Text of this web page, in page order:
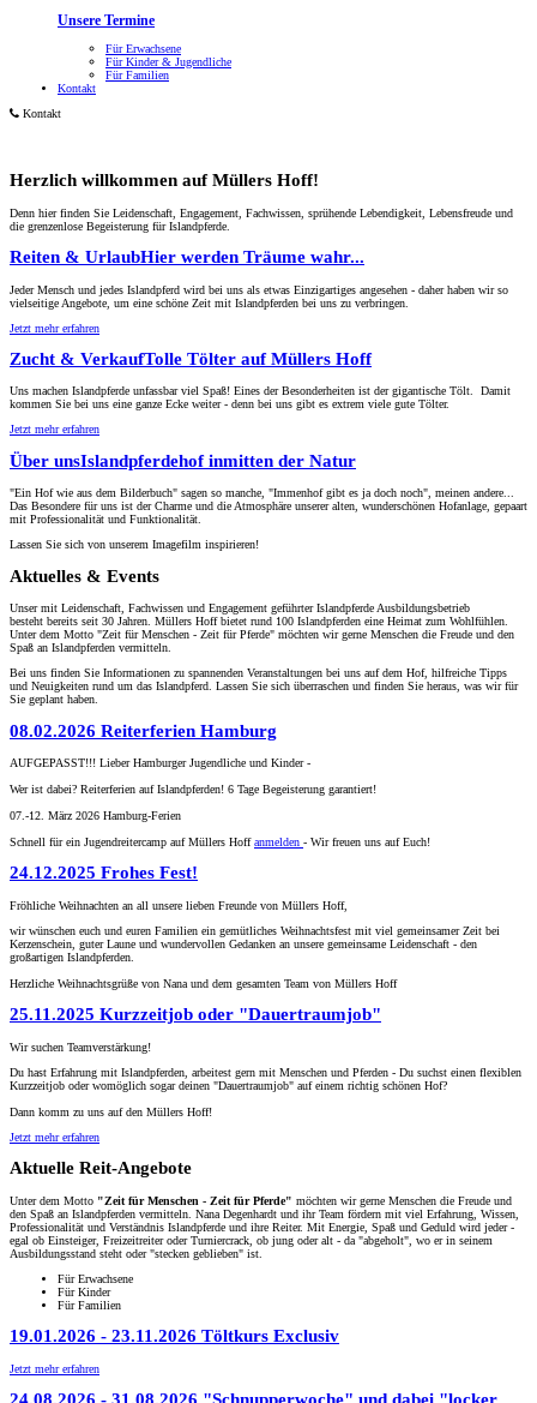
Unsere Termine
Für Erwachsene
Für Kinder & Jugendliche
Für Familien
Kontakt
Kontakt
Herzlich willkommen auf Müllers Hoff!
Denn hier finden Sie Leidenschaft, Engagement, Fachwissen, sprühende Lebendigkeit, Lebensfreude und
die grenzenlose Begeisterung für Islandpferde.
Reiten & UrlaubHier werden Träume wahr...
Jeder Mensch und jedes Islandpferd wird bei uns als etwas Einzigartiges angesehen - daher haben wir so
vielseitige Angebote, um eine schöne Zeit mit Islandpferden bei uns zu verbringen.
Jetzt mehr erfahren
Zucht & VerkaufTolle Tölter auf Müllers Hoff
Uns machen Islandpferde unfassbar viel Spaß! Eines der Besonderheiten ist der gigantische Tölt. Damit
kommen Sie bei uns eine ganze Ecke weiter - denn bei uns gibt es extrem viele gute Tölter.
Jetzt mehr erfahren
Über unsIslandpferdehof inmitten der Natur
"Ein Hof wie aus dem Bilderbuch" sagen so manche, "Immenhof gibt es ja doch noch", meinen andere...
Das Besondere für uns ist der Charme und die Atmosphäre unserer alten, wunderschönen Hofanlage, gepaart
mit Professionalität und Funktionalität.
Lassen Sie sich von unserem Imagefilm inspirieren!
Aktuelles & Events
Unser mit Leidenschaft, Fachwissen und Engagement geführter Islandpferde Ausbildungsbetrieb
besteht bereits seit 30 Jahren. Müllers Hoff bietet rund 100 Islandpferden eine Heimat zum Wohlfühlen.
Unter dem Motto "Zeit für Menschen - Zeit für Pferde" möchten wir gerne Menschen die Freude und den
Spaß an Islandpferden vermitteln.
Bei uns finden Sie Informationen zu spannenden Veranstaltungen bei uns auf dem Hof, hilfreiche Tipps
und Neuigkeiten rund um das Islandpferd. Lassen Sie sich überraschen und finden Sie heraus, was wir für
Sie geplant haben.
08.02.2026 Reiterferien Hamburg
AUFGEPASST!!! Lieber Hamburger Jugendliche und Kinder -
Wer ist dabei? Reiterferien auf Islandpferden! 6 Tage Begeisterung garantiert!
07.-12. März 2026 Hamburg-Ferien
Schnell für ein Jugendreitercamp auf Müllers Hoffanmelden - Wir freuen uns auf Euch!
24.12.2025 Frohes Fest!
Fröhliche Weihnachten an all unsere lieben Freunde von Müllers Hoff,
wir wünschen euch und euren Familien ein gemütliches Weihnachtsfest mit viel gemeinsamer Zeit bei
Kerzenschein, guter Laune und wundervollen Gedanken an unsere gemeinsame Leidenschaft - den
großartigen Islandpferden.
Herzliche Weihnachtsgrüße von Nana und dem gesamten Team von Müllers Hoff
25.11.2025 Kurzzeitjob oder "Dauertraumjob"
Wir suchen Teamverstärkung!
Du hast Erfahrung mit Islandpferden, arbeitest gern mit Menschen und Pferden - Du suchst einen flexiblen
Kurzzeitjob oder womöglich sogar deinen "Dauertraumjob" auf einem richtig schönen Hof?
Dann komm zu uns auf den Müllers Hoff!
Jetzt mehr erfahren
Aktuelle Reit-Angebote
Unter dem Motto "Zeit für Menschen - Zeit für Pferde" möchten wir gerne Menschen die Freude und
den Spaß an Islandpferden vermitteln. Nana Degenhardt und ihr Team fördern mit viel Erfahrung, Wissen,
Professionalität und Verständnis Islandpferde und ihre Reiter. Mit Energie, Spaß und Geduld wird jeder -
egal ob Einsteiger, Freizeitreiter oder Turniercrack, ob jung oder alt - da "abgeholt", wo er in seinem
Ausbildungsstand steht oder "stecken geblieben" ist.
Für Erwachsene
Für Kinder
Für Familien
19.01.2026 - 23.11.2026 Töltkurs Exclusiv
Jetzt mehr erfahren